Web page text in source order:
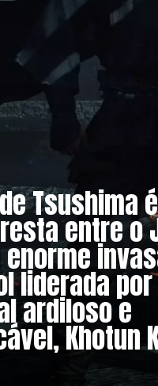
Tsushima
entre o
liderada
ardiloso e
Khotun